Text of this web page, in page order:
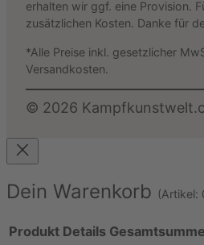
erhalten wir ggf. eine Provision.
zusätzlichen Kosten. Danke für
*Alle Preise inkl. gesetzlicher
Versandkosten.
© 2026
Dein Warenkorb (Artikel:
Produkt Details Gesamtsumme